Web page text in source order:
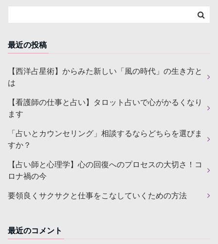
最近の投稿
【西洋占星術】からみた新しい「風の時代」の生き方と
は
【看護師の仕事と占い】タロット占いで心がかるくなり
ます
「占いとカウンセリング」相談するならどちらを選びま
すか？
【占い師と心理学】心の回復へのプロセスの大切さ！コ
ロナ禍の今
要領良くサクサクと仕事をこなしていくための方法
最近のコメント